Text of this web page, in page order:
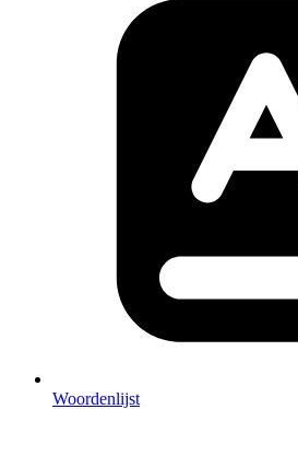
Woordenlijst